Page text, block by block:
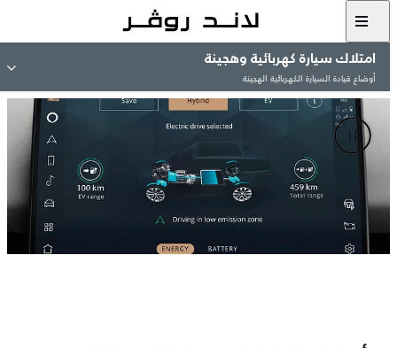
امتلاك سيارة كهربائية وهجينة
أوضاع قيادة السيارة الكهربائية الهجينة